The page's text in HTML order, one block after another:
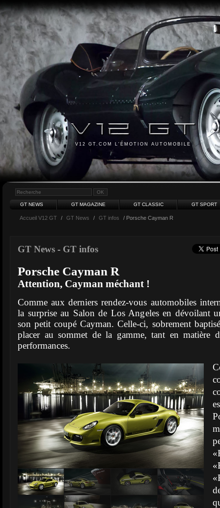
V12 GT.COM L'ÉMOTION AUTOMOBILE
GT NEWS GT MAGAZINE GT CLASSIC GT SPORT
Accueil V12 GT / GT News / GT infos / Porsche Cayman R
GT News - GT infos
Porsche Cayman R
Attention, Cayman méchant !
Comme aux derniers rendez-vous automobiles
la surprise au Salon de Los Angeles en dévoilant
son petit coupé Cayman. Celle-ci, sobrement
placer au sommet de la gamme, tant en matière
performances.